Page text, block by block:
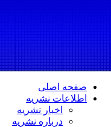
صفحه اصلی
اطلاعات نشریه
اخبار نشریه
درباره نشریه